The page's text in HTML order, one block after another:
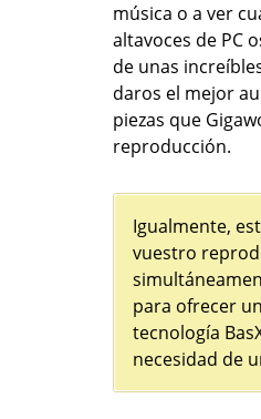
música o a ver
altavoces de PC
de unas
daros el mejor
piezas que
reproducción.
Igualmente,
vuestro
para ofrecer
tecnología
necesidad de